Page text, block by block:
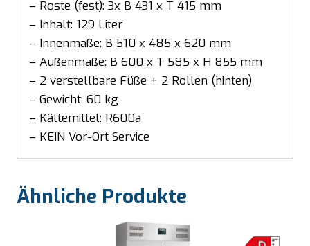
– Roste (fest): 3x B 431 x T 415 mm
– Inhalt: 129 Liter
– Innenmaße: B 510 x 485 x 620 mm
– Außenmaße: B 600 x T 585 x H 855 mm
– 2 verstellbare Füße + 2 Rollen (hinten)
– Gewicht: 60 kg
– Kältemittel: R600a
– KEIN Vor-Ort Service
Ähnliche Produkte